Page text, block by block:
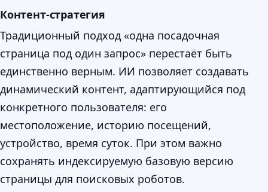
Контент-стратегия
Традиционный подход «одна посадочная
страница под один запрос» перестаёт быть
единственно верным. ИИ позволяет создавать
динамический контент, адаптирующийся под
конкретного пользователя: его
местоположение, историю посещений,
устройство, время суток. При этом важно
сохранять индексируемую базовую версию
страницы для поисковых роботов.